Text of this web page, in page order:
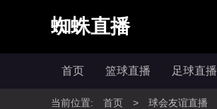
蜘蛛直播
首页 篮球直播 足球直播
当前位置: 首页 > 球会友谊直播